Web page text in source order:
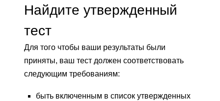
Найдите утвержденный
тест
Для того чтобы ваши результаты были
приняты, ваш тест должен соответствовать
следующим требованиям:
быть включенным в список утвержденных